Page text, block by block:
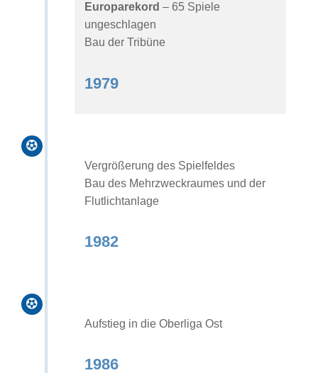
Europarekord – 65 Spiele
ungeschlagen
Bau der Tribüne
1979

Vergrößerung des Spielfeldes
Bau des Mehrzweckraumes und der
Flutlichtanlage
1982

Aufstieg in die Oberliga Ost
1986